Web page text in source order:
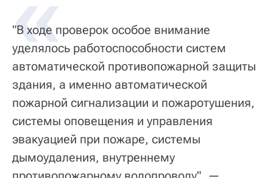
"В ходе проверок особое внимание
уделялось работоспособности систем
автоматической противопожарной защиты
здания, а именно автоматической
пожарной сигнализации и пожаротушения,
системы оповещения и управления
эвакуацией при пожаре, системы
дымоудаления, внутреннему